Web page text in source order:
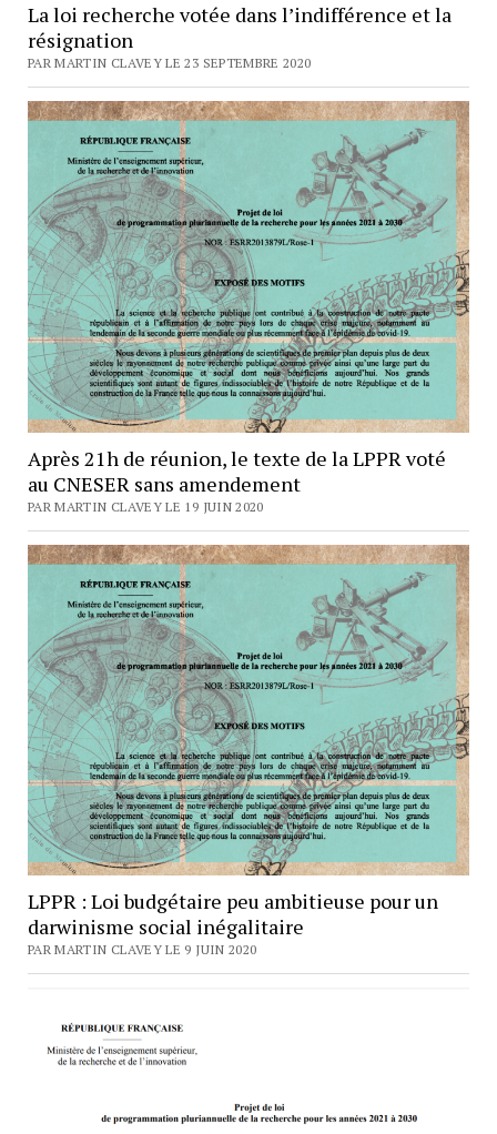
La loi recherche votée dans l’indifférence et la
résignation
PAR MARTIN CLAVEY LE 23 SEPTEMBRE 2020
Après 21h de réunion, le texte de la LPPR voté
au CNESER sans amendement
PAR MARTIN CLAVEY LE 19 JUIN 2020
LPPR : Loi budgétaire peu ambitieuse pour un
darwinisme social inégalitaire
PAR MARTIN CLAVEY LE 9 JUIN 2020